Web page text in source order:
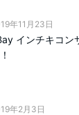
年11月23日
インチキコン
年2月3日